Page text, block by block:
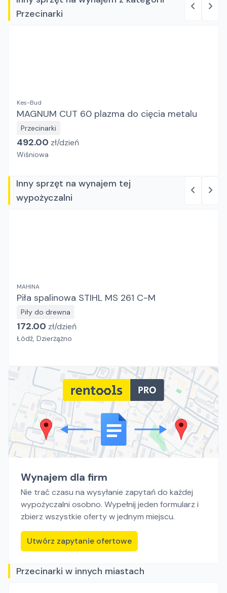
Przecinarki
Kes-Bud
MAGNUM CUT 60 plazma do cięcia metalu
Przecinarki
492.00 zł/dzień
Wiśniowa
Inny sprzęt na wynajem tej
wypożyczalni
MAHINA
Piła spalinowa STIHL MS 261 C-M
Piły do drewna
172.00 zł/dzień
Łódź, Dzierżążno
Wynajem dla firm
Nie trać czasu na wysyłanie zapytań do każdej
wypożyczalni osobno. Wypełnij jeden formularz i
zbierz wszystkie oferty w jednym miejscu.
Utwórz zapytanie ofertowe
Przecinarki w innych miastach